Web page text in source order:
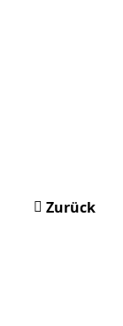
Zurück